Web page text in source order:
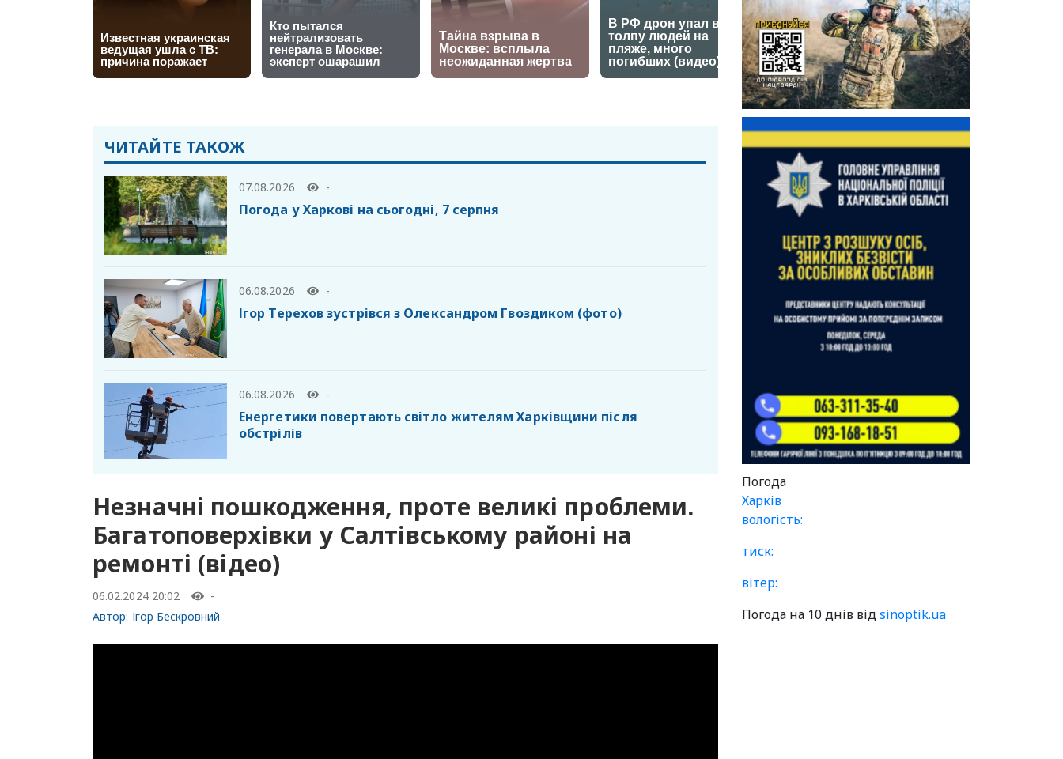
ЧИТАЙТЕ ТАКОЖ
07.08.2026 -
Погода у Харкові на сьогодні, 7 серпня
06.08.2026 -
Ігор Терехов зустрівся з Олександром Гвоздиком (фото)
06.08.2026 -
Енергетики повертають світло жителям Харківщини після
обстрілів
Незначні пошкодження, проте великі проблеми.
Багатоповерхівки у Салтівському районі на
ремонті (відео)
06.02.2024 20:02
-
Автор: Ігор Бескровний
Погода
Харків
вологість:
тиск:
вітер:
Погода на 10 днів відsinoptik.ua